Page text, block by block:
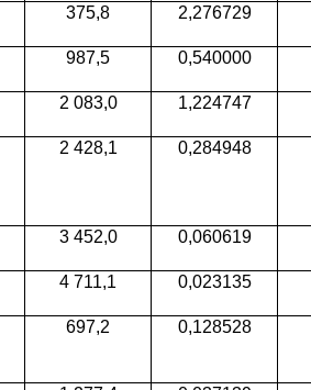
375,8 2,276729
987,5 0,540000
2 083,0 1,224747
2 428,1 0,284948
3 452,0 0,060619
4 711,1 0,023135
697,2 0,128528